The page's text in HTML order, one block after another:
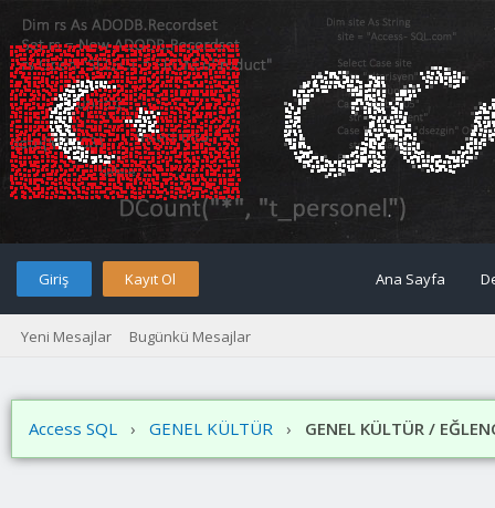
Giriş Kayıt Ol Ana Sayfa
Yeni Mesajlar Bugünkü Mesajlar
Access SQL › GENEL KÜLTÜR › GENEL KÜLTÜR /